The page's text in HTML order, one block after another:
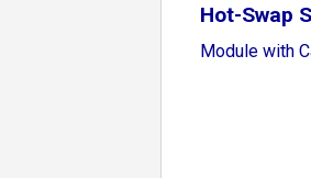
Hot-Swap
Module with